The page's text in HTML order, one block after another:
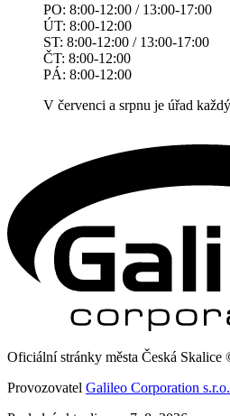
PO: 8:00-12:00 / 13:00-17:00
ÚT: 8:00-12:00
ST: 8:00-12:00 / 13:00-17:00
ČT: 8:00-12:00
PÁ: 8:00-12:00
V červenci a srpnu je úřad
Oficiální stránky města Česká Skalice
Provozovatel Galileo Corporation s.r.o.